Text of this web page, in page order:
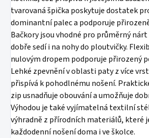
tvarovaná špička poskytuje dostatek
dominantní palec a podporuje
Bačkory jsou vhodné pro průměrný nárt
dobře sedí i na nohy do ploutvičky.
nulovým dropem podporuje přirozený
Lehké zpevnění v oblasti paty z více
přispívá k pohodlnému nošení.
zip usnadňuje obouvání a umožňuje
Výhodou je také vyjímatelná textilní
výhradně z přírodních materiálů, které
každodenní nošení doma i ve školce.